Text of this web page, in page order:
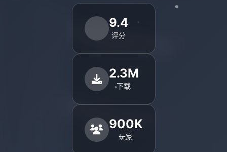
9.4
评分
2.3M
下载
900K
玩家